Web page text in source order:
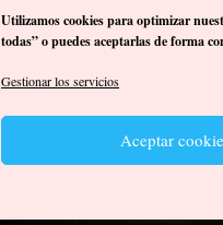
Utilizamos cookies para optimizar
todas” o puedes aceptarlas de forma
Gestionar los servicios
Aceptar